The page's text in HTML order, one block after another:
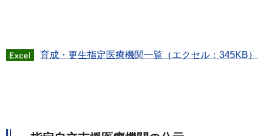
育成・更生指定医療機関一覧（エクセル：345KB）